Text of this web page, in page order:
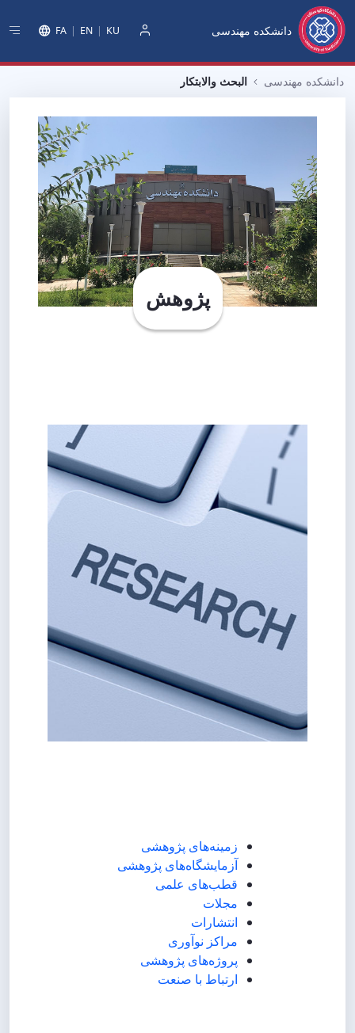
دانشکده مهندسی FA EN KU
دانشکده مهندسی البحث والابتكار
پژوهش
​​​​​​​زمینه‌های پژوهشی
​​​​​​​آزمایشگاه‌های پژوهشی
قطب‌های علمی
مجلات
انتشارات
مراکز نوآوری
پروژه‌های پژوهشی
​​​​​​​ارتباط با صنعت